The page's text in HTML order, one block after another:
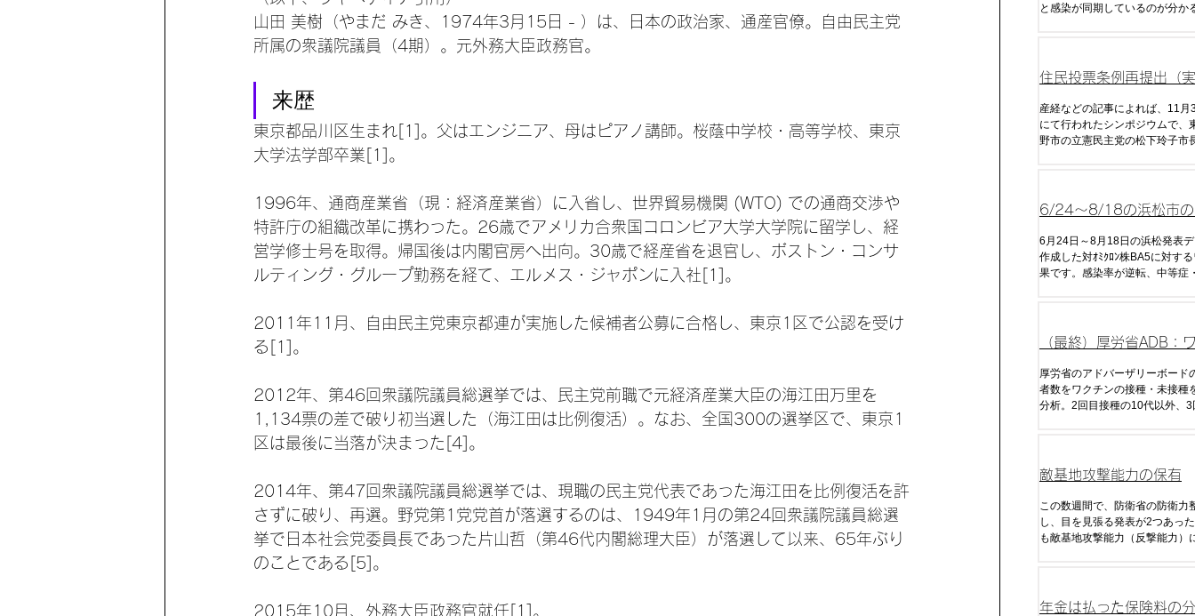
山田 美樹（やまだ みき、1974年3月15日 - ）は、日本の政治家、通産官僚。自由民主党
所属の衆議院議員（4期）。元外務大臣政務官。
来歴
東京都品川区生まれ[1]。父はエンジニア、母はピアノ講師。桜蔭中学校・高等学校、東京
大学法学部卒業[1]。
1996年、通商産業省（現：経済産業省）に入省し、世界貿易機関 (WTO) での通商交渉や
特許庁の組織改革に携わった。26歳でアメリカ合衆国コロンビア大学大学院に留学し、経
営学修士号を取得。帰国後は内閣官房へ出向。30歳で経産省を退官し、ボストン・コンサ
ルティング・グループ勤務を経て、エルメス・ジャポンに入社[1]。
2011年11月、自由民主党東京都連が実施した候補者公募に合格し、東京1区で公認を受け
る[1]。
2012年、第46回衆議院議員総選挙では、民主党前職で元経済産業大臣の海江田万里を
1,134票の差で破り初当選した（海江田は比例復活）。なお、全国300の選挙区で、東京1
区は最後に当落が決まった[4]。
2014年、第47回衆議院議員総選挙では、現職の民主党代表であった海江田を比例復活を許
さずに破り、再選。野党第1党党首が落選するのは、1949年1月の第24回衆議院議員総選
挙で日本社会党委員長であった片山哲（第46代内閣総理大臣）が落選して以来、65年ぶり
のことである[5]。
2015年10月、外務大臣政務官就任[1]。
と感染が同期しているのが分か
の波形と強く相関していること
住民投票条例再提出（
国人参政権） へ 松下市
向表明
産経などの記事によれば、11月
にて行われたシンポジウムで、
野市の立憲民主党の松下玲子市
でも投票権を与えると明言し、
の政策決定
6/24～8/18の浜松市の
ワクチン効果（発症率
率・重症率）
6月24日～8月18日の浜松発表
作成した対ｵﾐｸﾛﾝ株BA5に対す
果です。感染率が逆転、中等症
（最終）厚労省ADB：
接種による発症率の逆転
厚労省のアドバーザリーボード
者数をワクチンの接種・未接種
分析。2回目接種の10代以外、3
敵基地攻撃能力の保有
この数週間で、防衛省の防衛力
し、目を見張る発表が2つあっ
も敵基地攻撃能力（反撃能力）
年金は払った保険料の